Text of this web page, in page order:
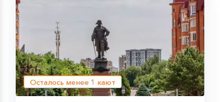
Осталось менее 1 кают